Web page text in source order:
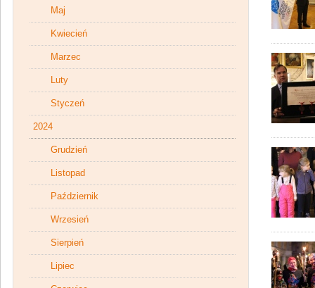
Maj
Kwiecień
Marzec
Luty
Styczeń
2024
Grudzień
Listopad
Październik
Wrzesień
Sierpień
Lipiec